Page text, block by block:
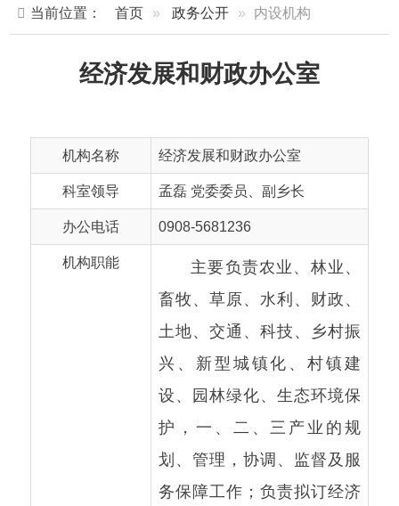
经济发展和财政办公室
办公电话 0908-5681236
机构职能
主要负责农业、林业、
畜牧、草原、水利、财政、
兴、新型城镇化、村镇建
设、园林绿化、生态环境保
护，一、二、三产业的规
划、管理，协调、监督及服
务保障工作；负责拟订经济
发展、产业结构调整规划、
计划并组织实施；贯彻落实